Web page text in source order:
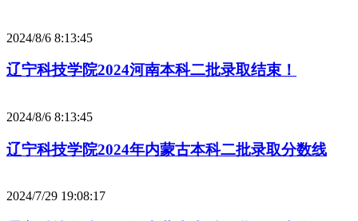
2024/8/6 8:13:45
辽宁科技学院2024河南本科二批录取结束！
2024/8/6 8:13:45
辽宁科技学院2024年内蒙古本科二批录取分数线
2024/7/29 19:08:17